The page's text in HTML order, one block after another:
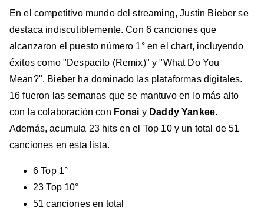
En el competitivo mundo del streaming, Justin Bieber se
destaca indiscutiblemente. Con 6 canciones que
alcanzaron el puesto número 1° en el chart, incluyendo
éxitos como "Despacito (Remix)" y "What Do You
Mean?", Bieber ha dominado las plataformas digitales.
16 fueron las semanas que se mantuvo en lo más alto
con la colaboración con Fonsi y Daddy Yankee.
Además, acumula 23 hits en el Top 10 y un total de 51
canciones en esta lista.
6 Top 1°
23 Top 10°
51 canciones en total